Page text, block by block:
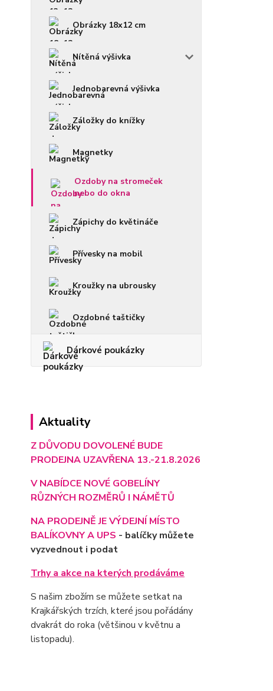
Obrázky 18x12 cm
Nítěná výšivka
Jednobarevná výšivka
Záložky do knížky
Magnetky
Ozdoby na stromeček
nebo do okna
Zápichy do květináče
Přívesky na mobil
Kroužky na ubrousky
Ozdobné taštičky
Dárkové poukázky
Aktuality
Z DŮVODU DOVOLENÉ BUDE
PRODEJNA UZAVŘENA 13.-21.8.2026
V NABÍDCE NOVÉ GOBELÍNY
RŮZNÝCH ROZMĚRŮ I NÁMĚTŮ
NA PRODEJNĚ JE VÝDEJNÍ MÍSTO
BALÍKOVNY A UPS - balíčky můžete
vyzvednout i podat
Trhy a akce na kterých prodáváme
S našim zbožím se můžete setkat na
Krajkářských trzích, které jsou pořádány
dvakrát do roka (většinou v květnu a
listopadu).